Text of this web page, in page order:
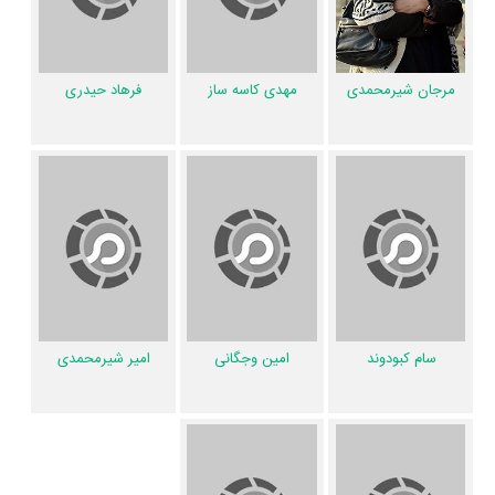
داستان زنده باد مرگ منتشر شده است، می‌خوانیم: «یک دانشجوی پزشکی
تصمیم می گیرد تحت تاثیر تماشای یک فیلم سینمایی، مرگ موقتی را تجربه
کند. از آنجا که او برای انجام اینکار نیاز به کمک دوستانش دارد، تلاش می کند
امنیت این جریان اعتقاد ندارند، اما پس از اینکه روی یک نفر داوطلب امتحان
نهایت در یکی از این مرگ های موقتی، یکی از آن ها به زندگی باز نمی گردد،
آن ها جسد را رها می کنند و می روند، حالا سر و کله ی یک کارگاه به قصه باز
می شود که باید پرده از این معمای عجیب بر دارد.»
فیلم زنده باد مرگ و کارنامه فعالیت کارگردان و بازیگران
جذابی را می‌توان بیان کرد. براساس آمارها فیلم زنده باد مرگ به طور متوسط
بهترین اثرمرجان شیرمحمدی مهدی کاسه ساز
مرجان شیرمحمدی مهدی کاسه ساز فرهاد حیدری
سام کبودوند امین وجگانی امیر شیرمحمدی